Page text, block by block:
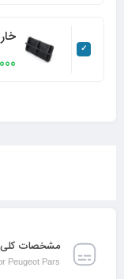
مشخصات کلی
Peugeot Pars